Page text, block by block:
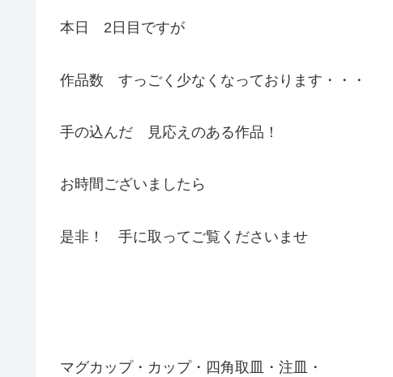
本日 2日目ですが
作品数 すっごく少なくなっております・・・
手の込んだ 見応えのある作品！
お時間ございましたら
是非！ 手に取ってご覧くださいませ
マグカップ・カップ・四角取皿・注皿・